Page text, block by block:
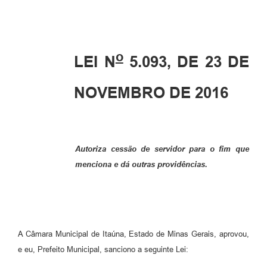
LEI No5.093, DE 23 DE
NOVEMBRO DE 2016
Autoriza cessão de servidor para o fim que
menciona e dá outras providências.
A Câmara Municipal de Itaúna, Estado de Minas Gerais, aprovou,
e eu, Prefeito Municipal, sanciono a seguinte Lei: